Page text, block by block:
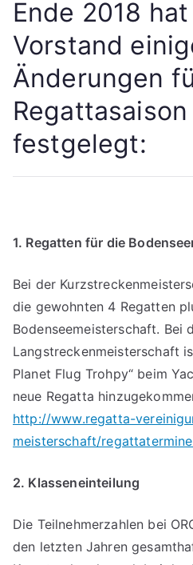
ändert
2019?
Ende 2018
Vorstand
Änderungen
Regattasaison
festgelegt:
1. Regatten für die
Bei der
die gewohnten 4 Regatten
Bodenseemeisterschaft. Bei
Langstreckenmeisterschaft
Planet Flug Trohpy“ beim
neue Regatta
http://www.regatta-
meisterschaft/
2. Klasseneinteilung
Die Teilnehmerzahlen bei
den letzten Jahren